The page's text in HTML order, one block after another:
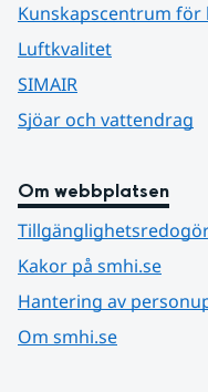
Kunskapscentrum för
Luftkvalitet
SIMAIR
Sjöar och vattendrag
Om webbplatsen
Kakor på smhi.se
Hantering av
Om smhi.se